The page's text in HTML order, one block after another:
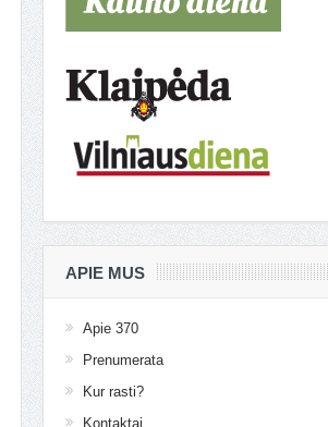
APIE MUS
Apie 370
Prenumerata
Kur rasti?
Kontaktai